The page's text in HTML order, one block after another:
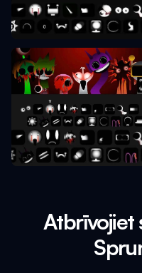
Sprunki Fāze 8
Sprunki Fāze 10
Atbrīvojiet